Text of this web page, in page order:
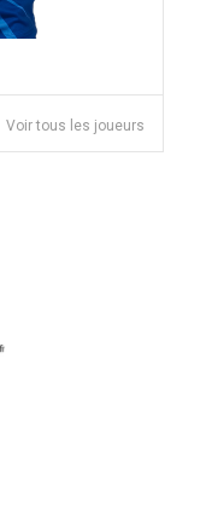
Voir tous les joueurs